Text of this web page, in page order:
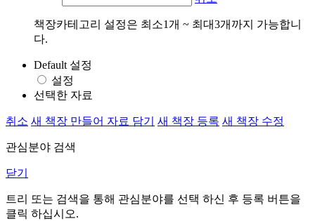
책장카테고리 설정은 최소1개 ~ 최대3개까지 가능합니
다.
Default 설정
설정
선택한 자료
취소 새 책장 만들어 자료 담기 새 책장 등록 새 책장 수정
관심분야 검색
닫기
트리 또는 검색을 통해 관심분야를 선택 하신 후 등록 버튼을
클릭 하십시오.